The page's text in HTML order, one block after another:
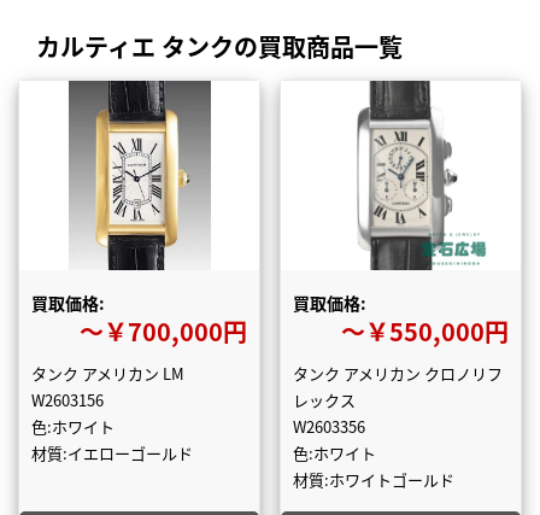
カルティエ タンクの買取商品一覧
買取価格:
〜￥700,000円
タンク アメリカン LM
W2603156
色:ホワイト
材質:イエローゴールド
買取価格:
〜￥550,000円
タンク アメリカン クロノリフ
レックス
W2603356
色:ホワイト
材質:ホワイトゴールド